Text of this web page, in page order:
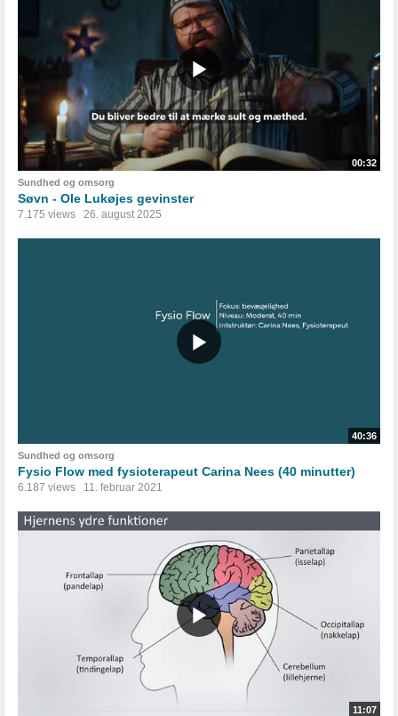
00:32
Sundhed og omsorg
Søvn - Ole Lukøjes gevinster
7.175 views 26. august 2025
40:36
Sundhed og omsorg
Fysio Flow med fysioterapeut Carina Nees (40 minutter)
6.187 views 11. februar 2021
11:07